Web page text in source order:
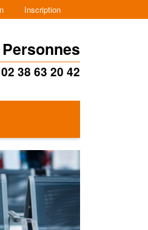
Inscription
02 38 63 20 42